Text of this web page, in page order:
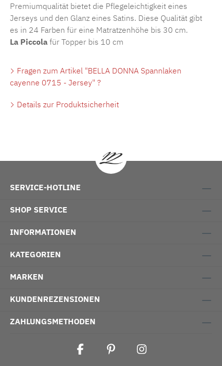
Premiumqualität bietet die Pflegeleichtigkeit eines
Jerseys und den Glanz eines Satins. Diese Qualität gibt
es in 24 Farben für eine Matratzenhöhe bis 30 cm.
La Piccola für Topper bis 10 cm
Fragen zum Artikel "BELLA DONNA Spannlaken
cayenne 0715 - Jersey" ?
Details zur Produktsicherheit
SERVICE-HOTLINE
SHOP SERVICE
INFORMATIONEN
KATEGORIEN
MARKEN
KUNDENREZENSIONEN
ZAHLUNGSMETHODEN